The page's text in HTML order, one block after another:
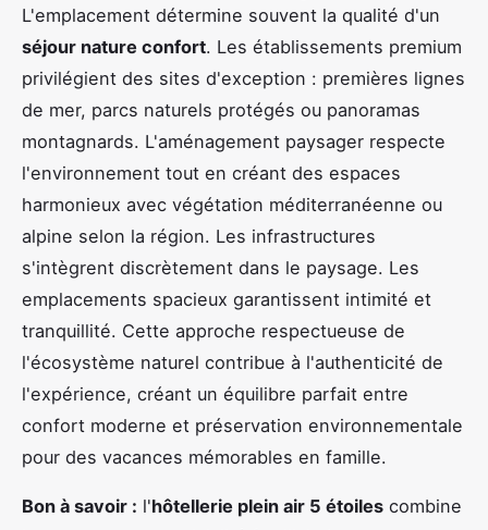
L'emplacement détermine souvent la qualité d'un
séjour nature confort. Les établissements premium
privilégient des sites d'exception : premières lignes
de mer, parcs naturels protégés ou panoramas
montagnards. L'aménagement paysager respecte
l'environnement tout en créant des espaces
harmonieux avec végétation méditerranéenne ou
alpine selon la région. Les infrastructures
s'intègrent discrètement dans le paysage. Les
emplacements spacieux garantissent intimité et
tranquillité. Cette approche respectueuse de
l'écosystème naturel contribue à l'authenticité de
l'expérience, créant un équilibre parfait entre
confort moderne et préservation environnementale
pour des vacances mémorables en famille.
Bon à savoir : l'hôtellerie plein air 5 étoiles combine